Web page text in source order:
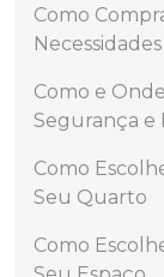
Como
Necessidades
Como e
Segurança e
Como
Seu Quarto
Como